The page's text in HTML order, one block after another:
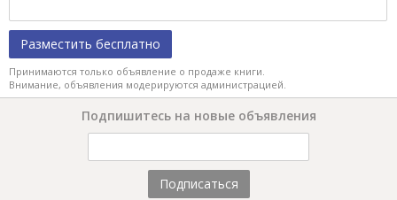
Разместить бесплатно
Принимаются только объявление о продаже книги.
Внимание, объявления модерируются администрацией.
Подпишитесь на новые объявления
Подписаться